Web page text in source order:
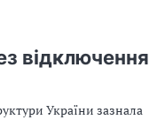
відключення
України зазнала